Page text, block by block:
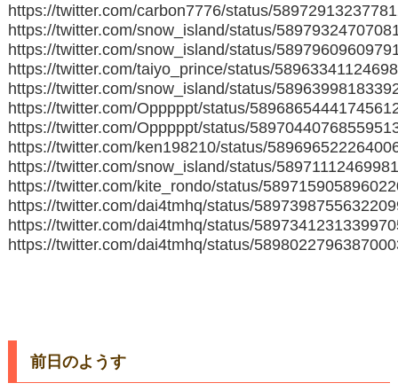
https://twitter.com/carbon7776/status/
https://twitter.com/snow_island/status/
https://twitter.com/snow_island/status/
https://twitter.com/taiyo_prince/status/
https://twitter.com/snow_island/status/
https://twitter.com/Opppppt/status/
https://twitter.com/Opppppt/status/
https://twitter.com/ken198210/status/
https://twitter.com/snow_island/status/
https://twitter.com/kite_rondo/status/
https://twitter.com/dai4tmhq/status/
https://twitter.com/dai4tmhq/status/
https://twitter.com/dai4tmhq/status/
前日のようす